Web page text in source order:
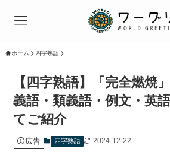
ホーム 四字熟語
【四字熟語】「完全燃焼
義語・類義語・例文・英
てご紹介
広告 四字熟語 2024-12-22